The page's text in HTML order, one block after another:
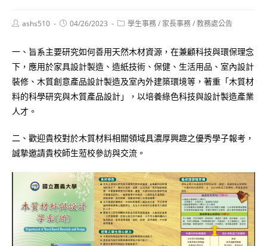
Postashs510
Post04/26/2023
Post學生事務/ 家長事務/教務處公告
一、旨系主要研究如何善用天然木材資源，在兼顧科技與環保理念
下，應用於家具設計製造、造紙技術、保健、生活用品、室內設計
裝修、木質創意產品設計製造及室內外建築環境等，著重「木質材
料的科學研究與木質產品設計」，以培養綠色科技與設計製造產業
人才。
二、歡迎貴校對於木質材料相關領域具濃厚興趣之優秀學子報考，
誠摯邀請貴校師生蒞校參訪與交流。